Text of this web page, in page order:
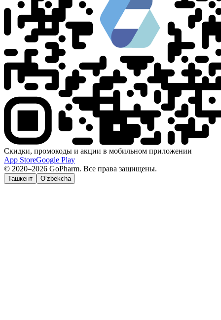
Скидки, промокоды и акции в мобильном приложении
App StoreGoogle Play
© 2020–2026 GoPharm. Все права защищены.
Ташкент O‘zbekcha